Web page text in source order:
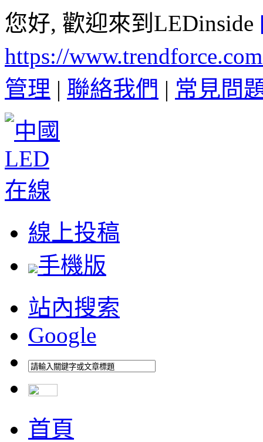
您好, 歡迎來到LEDinside
https://
管理 | 聯絡我們 | 常見問
線上投稿
手機版
站內搜索
Google
首頁